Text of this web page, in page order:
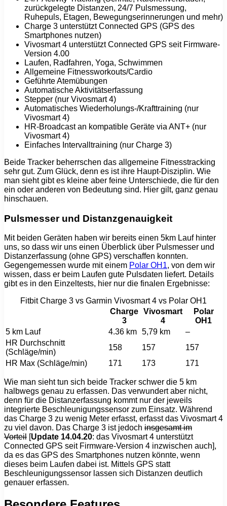
zurückgelegte Distanzen, 24/7 Pulsmessung,
Ruhepuls, Etagen, Bewegungserinnerungen und mehr)
Charge 3 unterstützt Connected GPS (GPS des
Smartphones nutzen)
Vivosmart 4 unterstützt Connected GPS seit Firmware-
Version 4.00
Laufen, Radfahren, Yoga, Schwimmen
Allgemeine Fitnessworkouts/Cardio
Geführte Atemübungen
Automatische Aktivitätserfassung
Stepper (nur Vivosmart 4)
Automatisches Wiederholungs-/Krafttraining (nur
Vivosmart 4)
HR-Broadcast an kompatible Geräte via ANT+ (nur
Vivosmart 4)
Einfaches Intervalltraining (nur Charge 3)
Beide Tracker beherrschen das allgemeine Fitnesstracking
sehr gut. Zum Glück, denn es ist ihre Haupt-Disziplin. Wie
man sieht gibt es kleine aber feine Unterschiede, die für den
ein oder anderen von Bedeutung sind. Hier gilt, ganz genau
hinschauen.
Pulsmesser und Distanzgenauigkeit
Mit beiden Geräten haben wir bereits einen 5km Lauf hinter
uns, so dass wir uns einen Überblick über Pulsmesser und
Distanzerfassung (ohne GPS) verschaffen konnten.
Gegengemessen wurde mit einem Polar OH1, von dem wir
wissen, dass er beim Laufen gute Pulsdaten liefert. Details
gibt es in den Einzeltests, hier nur die finalen Ergebnisse:
Fitbit Charge 3 vs Garmin Vivosmart 4 vs Polar OH1
Charge
3
Vivosmart
4
Polar
OH1
5 km Lauf
4.36 km 5,79 km
–
HR Durchschnitt
(Schläge/min)
158 157
157
HR Max (Schläge/min)
171 173 171
Wie man sieht tun sich beide Tracker schwer die 5 km
halbwegs genau zu erfassen. Das verwundert aber nicht,
denn für die Distanzerfassung kommt nur der jeweils
integrierte Beschleunigungssensor zum Einsatz. Während
das Charge 3 zu wenig Meter erfasst, erfasst das Vivosmart 4
zu viel davon. Das Charge 3 ist jedoch insgesamt im
Vorteil Update 14.04.20: das Vivosmart 4 unterstützt
Connected GPS seit Firmware-Version 4 inzwischen auch],
da es das GPS des Smartphones nutzen könnte, wenn
dieses beim Laufen dabei ist. Mittels GPS statt
Beschleunigungssensor lassen sich Distanzen deutlich
genauer erfassen.